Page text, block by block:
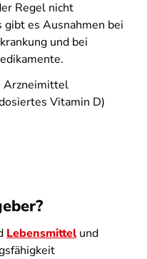
Regel nicht
es Ausnahmen bei
und bei
Arzneimittel
Vitamin D)
Lebensmittelund